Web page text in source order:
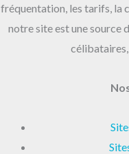
fréquentation, les tarifs, la
notre site est une
célibataires,